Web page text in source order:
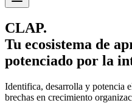
CLAP.
Tu ecosistema de
potenciado por la
Identifica, desarrolla y potencia
brechas en crecimiento